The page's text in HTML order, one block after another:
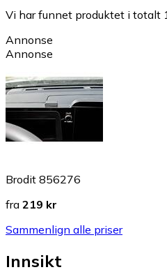
Vi har funnet produktet i totalt
Annonse
Annonse
Brodit 856276
fra 219 kr
Sammenlign alle priser
Innsikt